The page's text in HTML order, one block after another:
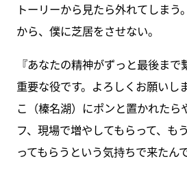
トーリーから見たら外れてしまう
から、僕に芝居をさせない。
『あなたの精神がずっと最後まで
重要な役です。よろしくお願いし
こ（榛名湖）にポンと置かれたら
フ、現場で増やしてもらって、も
ってもらうという気持ちで来たん